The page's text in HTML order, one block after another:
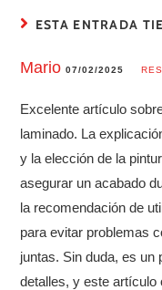
ESTA ENTRADA
Mario 07/02/2025
Excelente artículo
laminado. La
y la elección de la
asegurar un acabado
la recomendación de
para evitar problemas
juntas. Sin duda, es un
detalles, y este